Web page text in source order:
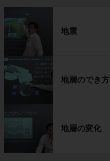
地震
地層のでき方
地層の変化